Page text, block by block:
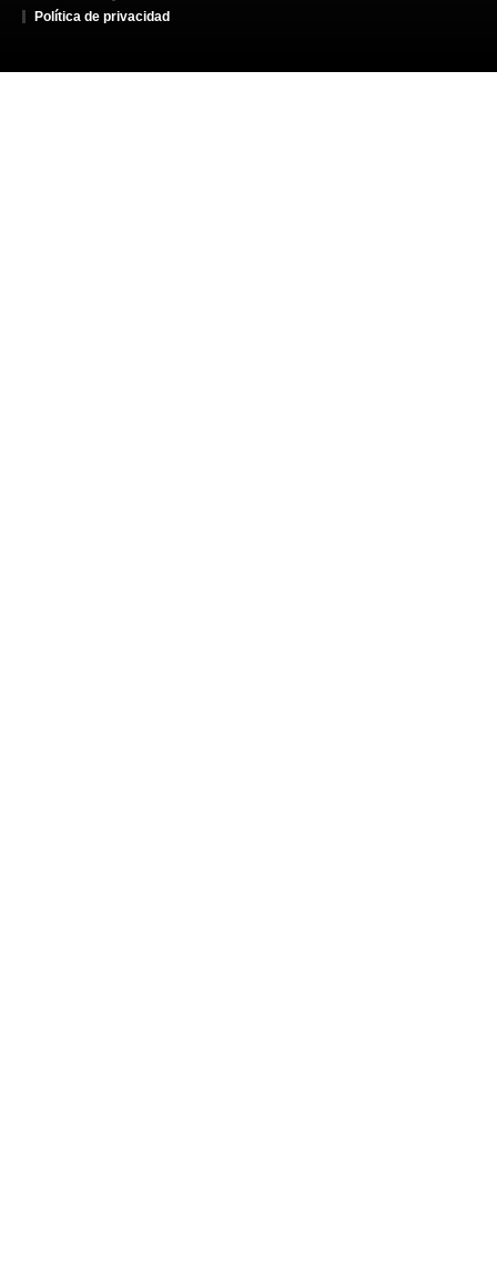
Política de privacidad